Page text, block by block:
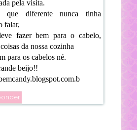
pela visita.
que diferente nunca tinha
falar,
fazer bem para o cabelo,
da nossa cozinha
para os cabelos né.
beijo!!